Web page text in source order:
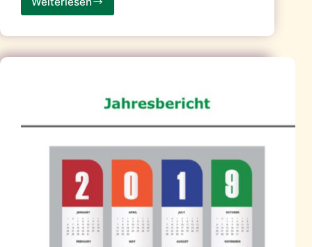
Herzlichen
an
Connectivity